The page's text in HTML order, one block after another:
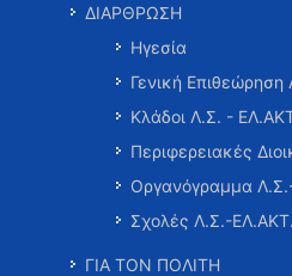
ΔΙΑΡΘΡΩΣΗ
Ηγεσία
Γενική
Κλάδοι Λ.Σ. -
Περιφερειακές
Οργανόγραμμα
Σχολές Λ.Σ.-
ΓΙΑ ΤΟΝ ΠΟΛΙΤΗ